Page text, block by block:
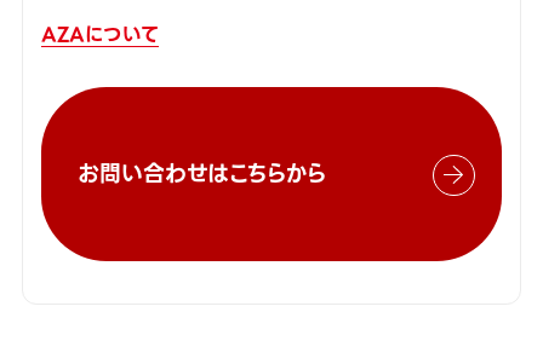
AZAについて
お問い合わせはこちらから